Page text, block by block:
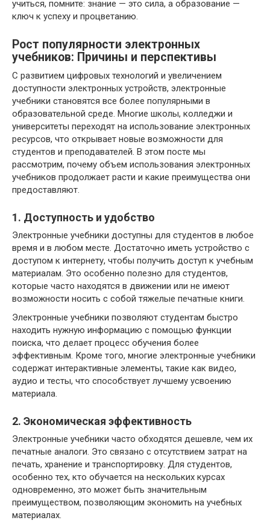
учиться, помните: знание — это сила, а образование —
ключ к успеху и процветанию.
Рост популярности электронных
учебников: Причины и перспективы
С развитием цифровых технологий и увеличением
доступности электронных устройств, электронные
учебники становятся все более популярными в
образовательной среде. Многие школы, колледжи и
университеты переходят на использование электронных
ресурсов, что открывает новые возможности для
студентов и преподавателей. В этом посте мы
рассмотрим, почему объем использования электронных
учебников продолжает расти и какие преимущества они
предоставляют.
1. Доступность и удобство
Электронные учебники доступны для студентов в любое
время и в любом месте. Достаточно иметь устройство с
доступом к интернету, чтобы получить доступ к учебным
материалам. Это особенно полезно для студентов,
которые часто находятся в движении или не имеют
возможности носить с собой тяжелые печатные книги.
Электронные учебники позволяют студентам быстро
находить нужную информацию с помощью функции
поиска, что делает процесс обучения более
эффективным. Кроме того, многие электронные учебники
содержат интерактивные элементы, такие как видео,
аудио и тесты, что способствует лучшему усвоению
материала.
2. Экономическая эффективность
Электронные учебники часто обходятся дешевле, чем их
печатные аналоги. Это связано с отсутствием затрат на
печать, хранение и транспортировку. Для студентов,
особенно тех, кто обучается на нескольких курсах
одновременно, это может быть значительным
преимуществом, позволяющим экономить на учебных
материалах.